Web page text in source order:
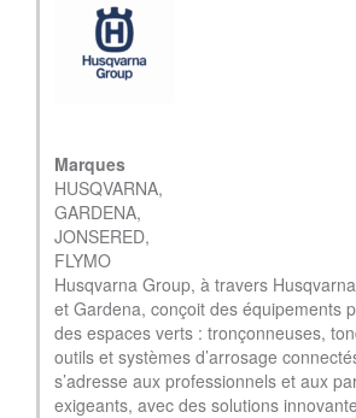
Marques
HUSQVARNA,
GARDENA,
JONSERED,
FLYMO
Husqvarna Group, à travers
et Gardena, conçoit des équipements
des espaces verts : tronçonneuses,
outils et systèmes d’arrosage
s’adresse aux professionnels et aux
exigeants, avec des solutions